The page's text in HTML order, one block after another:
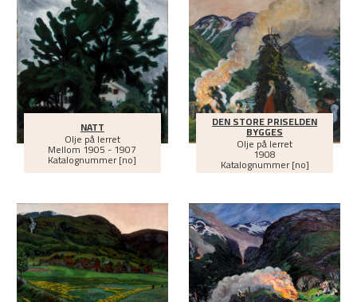
NATT
Olje på lerret
Mellom 1905 - 1907
Katalognummer [no]
DEN STORE PRISELDEN
BYGGES
Olje på lerret
1908
Katalognummer [no]